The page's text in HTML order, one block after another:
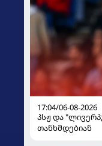
17:04/06-08-2026
პსჟ და
თანხმდებიან